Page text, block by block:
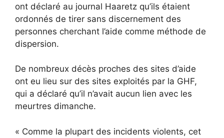
ont déclaré au journal Haaretz qu’ils étaient
ordonnés de tirer sans discernement des
personnes cherchant l’aide comme méthode de
dispersion.
De nombreux décès proches des sites d’aide
ont eu lieu sur des sites exploités par la GHF,
qui a déclaré qu’il n’avait aucun lien avec les
meurtres dimanche.
« Comme la plupart des incidents violents, cet